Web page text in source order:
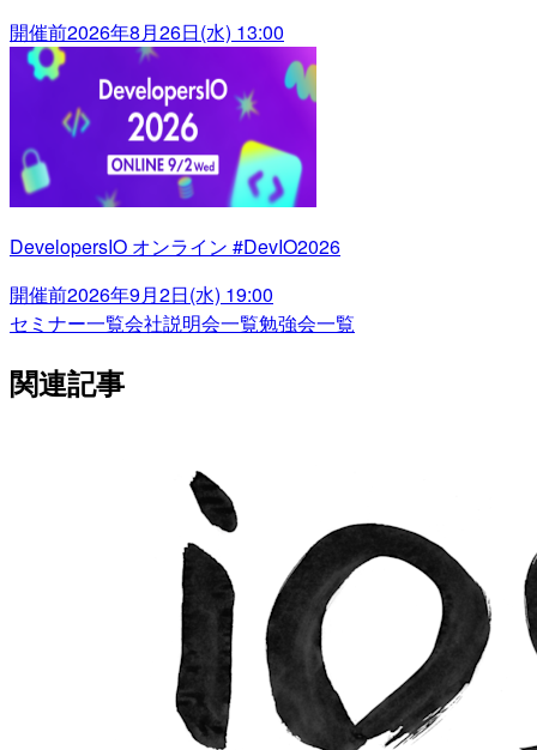
開催前2026年8月26日(水) 13:00
DevelopersIO オンライン #DevIO2026
開催前2026年9月2日(水) 19:00
セミナー一覧会社説明会一覧勉強会一覧
関連記事